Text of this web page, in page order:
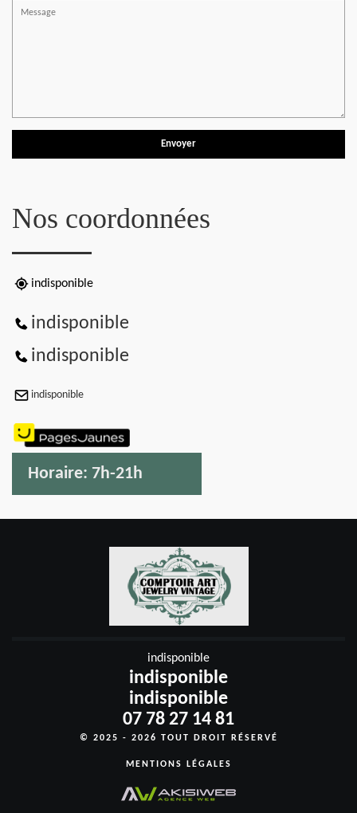
Nos coordonnées
indisponible
indisponible
indisponible
indisponible
Horaire: 7h-21h
indisponible
indisponible
indisponible
07 78 27 14 81
© 2025 - 2026 TOUT DROIT RÉSERVÉ
MENTIONS LÉGALES